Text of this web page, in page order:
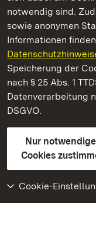
notwendig sind.
sowie anonymen
Informationen
Speicherung der
nach § 25 Abs. 1
Datenverarbeitung
DSGVO.
Nur
Cookies
Cookie-
Staatliche Schlösser
Staatliche
Kontakt
Gebärdensprache
Erklärung zur
BITV-konform
Weiteres